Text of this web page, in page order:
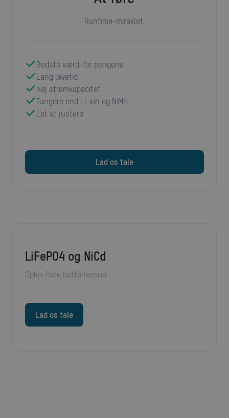
Runtime-miraklet.
Bedste værdi for pengene
Lang levetid
høj strømkapacitet
Tungere end Li-ion og NiMH
Let at justere
Lad os tale
LiFePO4 og NiCd
Oplev flere batterikemier.
Lad os tale